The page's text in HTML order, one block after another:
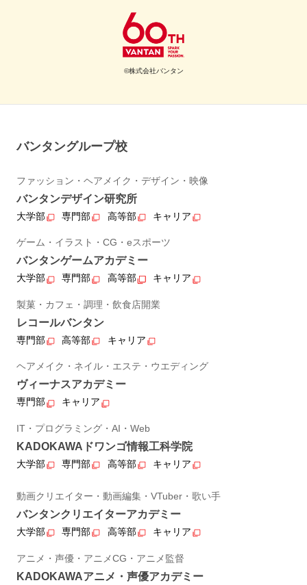
©株式会社バンタン
バンタングループ校
ファッション・ヘアメイク・デザイン・映像
バンタンデザイン研究所
大学部 専門部 高等部 キャリア
ゲーム・イラスト・CG・eスポーツ
バンタンゲームアカデミー
大学部 専門部 高等部 キャリア
製菓・カフェ・調理・飲食店開業
レコールバンタン
専門部 高等部 キャリア
ヘアメイク・ネイル・エステ・ウエディング
ヴィーナスアカデミー
専門部 キャリア
IT・プログラミング・AI・Web
KADOKAWAドワンゴ情報工科学院
大学部 専門部 高等部 キャリア
動画クリエイター・動画編集・VTuber・歌い手
バンタンクリエイターアカデミー
大学部 専門部 高等部 キャリア
アニメ・声優・アニメCG・アニメ監督
KADOKAWAアニメ・声優アカデミー